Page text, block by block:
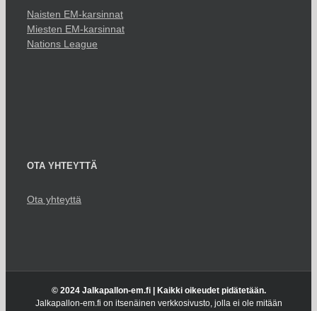
Naisten EM-karsinnat
Miesten EM-karsinnat
Nations League
OTA YHTEYTTÄ
Ota yhteyttä
© 2024 Jalkapallon-em.fi | Kaikki oikeudet pidätetään.
Jalkapallon-em.fi on itsenäinen verkkosivusto, jolla ei ole mitään